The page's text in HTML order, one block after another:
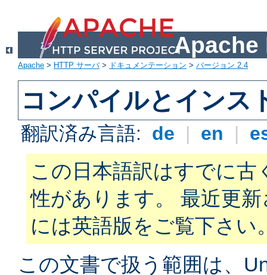
Apache
Apache > HTTP サーバ> ドキュメンテーション > バージョン 2.4
コンパイルとインス
翻訳済み言語: de | en |
この日本語訳はすでに古
性があります。 最近更
には英語版をご覧下さい
この文書で扱う範囲は、